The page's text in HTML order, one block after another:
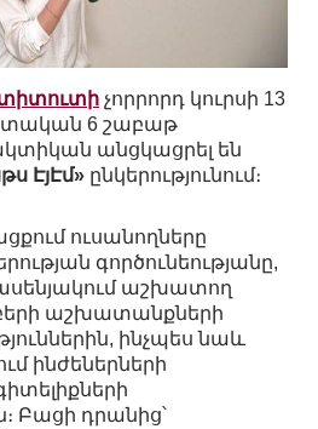
չորրորդ կուրսի 13
6 շաբաթ
անցկացրել են
ԷյԷմ» ընկերությունում։
ուսանողները
գործունեությանը,
աշխատող
աշխատանքների
ինչպես նաև
ինժեներների
Բացի դրանից՝